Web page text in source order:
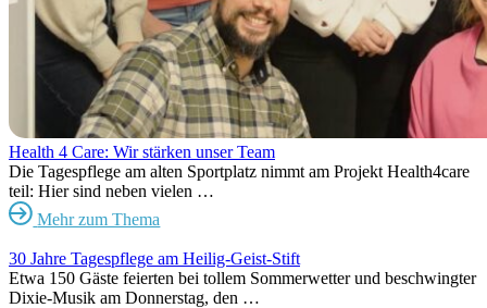
Health 4 Care: Wir stärken unser Team
Die Tagespflege am alten Sportplatz nimmt am Projekt Health4care
teil: Hier sind neben vielen …
Mehr zum Thema
30 Jahre Tagespflege am Heilig-Geist-Stift
Etwa 150 Gäste feierten bei tollem Sommerwetter und beschwingter
Dixie-Musik am Donnerstag, den …